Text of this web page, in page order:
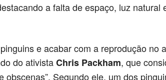
a falta de espaço, luz natural
e acabar com a reprodução no
do ativistaChris Packham, que
obscenas”. Segundo ele, um dos